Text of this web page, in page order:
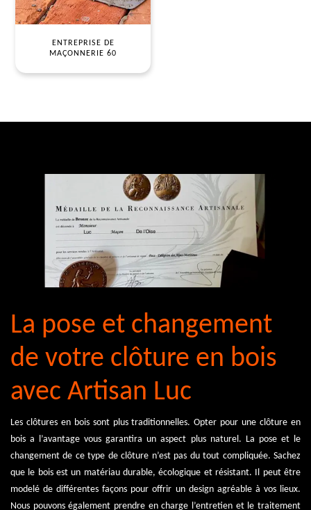
ENTREPRISE DE
MAÇONNERIE 60
La pose et changement
de votre clôture en bois
avec Artisan Luc
Les clôtures en bois sont plus traditionnelles. Opter pour une clôture en
bois a l’avantage vous garantira un aspect plus naturel. La pose et le
changement de ce type de clôture n’est pas du tout compliquée. Sachez
que le bois est un matériau durable, écologique et résistant. Il peut être
modelé de différentes façons pour offrir un design agréable à vos lieux.
Nous pouvons également prendre en charge l’entretien et le traitement